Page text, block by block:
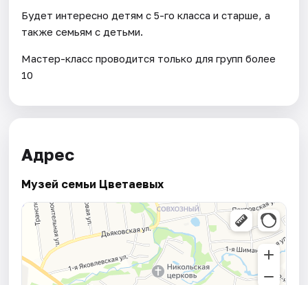
Будет интересно детям с 5-го класса и старше, а
также семьям с детьми.
Мастер-класс проводится только для групп более
10
Адрес
Музей семьи Цветаевых